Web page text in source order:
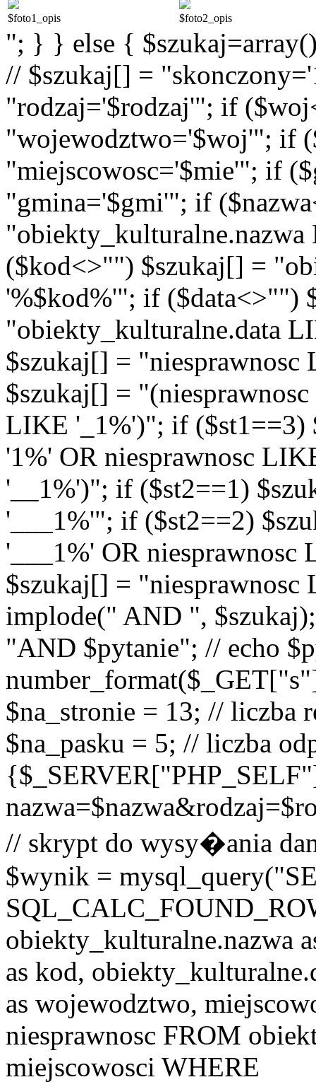
$foto1_opis $foto2_opis
"; } } else {
// $szukaj[] =
"rodzaj='$rodzaj'"; if
"wojewodztwo='$woj'"; if
"miejscowosc='$mie'"; if
"gmina='$gmi'"; if
($kod<>"") $szukaj[] =
'%$kod%'"; if ($data<>"")
"obiekty_kulturalne.data
$szukaj[] =
$szukaj[] =
LIKE '_1%')"; if ($st1==3)
'1%' OR niesprawnosc
'__1%')"; if ($st2==1)
'___1%'"; if ($st2==2)
'___1%' OR
$szukaj[] =
implode(" AND ",
"AND $pytanie"; // echo
$na_stronie = 13; // liczba
$na_pasku = 5; // liczba
// skrypt do wysy�ania
$wynik =
obiekty_kulturalne.nazwa
as kod,
as wojewodztwo,
niesprawnosc FROM
miejscowosci WHERE